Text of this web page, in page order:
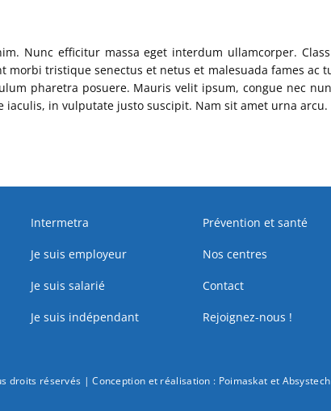
Nunc efficitur massa eget interdum ullamcorper.
morbi tristique senectus et netus et malesuada fames
pharetra posuere. Mauris velit ipsum, congue nec
in vulputate justo suscipit. Nam sit amet urna arcu.
Intermetra
Je suis employeur
Je suis salarié
Je suis indépendant
Prévention et santé
Nos centres
Contact
Rejoignez-nous !
droits réservés | Conception et réalisation : Poimaskat et Absystech